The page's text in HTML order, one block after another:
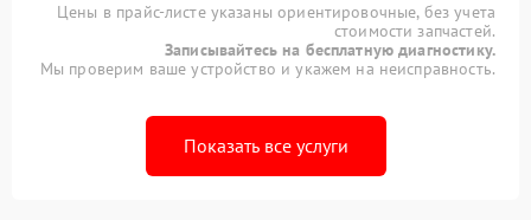
Цены в прайс-листе указаны ориентировочные, без учета
стоимости запчастей.
Записывайтесь на бесплатную диагностику.
Мы проверим ваше устройство и укажем на неисправность.
Показать все услуги